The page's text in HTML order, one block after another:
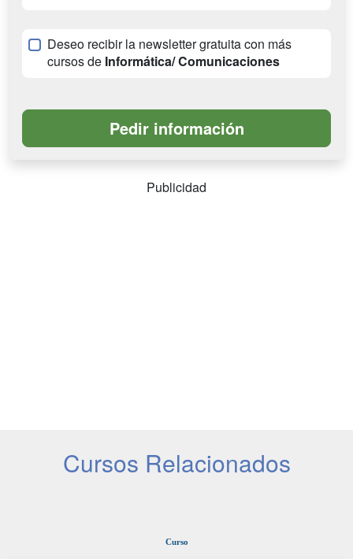
Deseo recibir la newsletter gratuita con más
cursos de Informática/ Comunicaciones
Publicidad
Cursos Relacionados
Curso